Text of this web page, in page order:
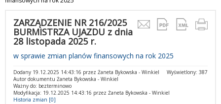
ZARZĄDZENIE NR 216/2025
BURMISTRZA UJAZDU z dnia
28 listopada 2025 r.
w sprawie zmian planów finansowych na rok 2025
Wyświetlony: 387
Dodany 19.12.2025 14:43:16 przez Żaneta Bykowska - Winkiel
Autor dokumentu Żaneta Bykowska - Winkiel
Ważny do: bezterminowo
Modyfikacja: 19.12.2025 14:43:16 przez Żaneta Bykowska - Winkiel
Historia zmian [0]